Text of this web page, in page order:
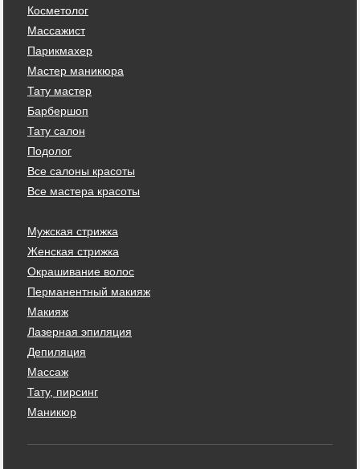
Косметолог
Массажист
Парикмахер
Мастер маникюра
Тату мастер
Барбершоп
Тату салон
Подолог
Все салоны красоты
Все мастера красоты
Мужская стрижка
Женская стрижка
Окрашивание волос
Перманентный макияж
Макияж
Лазерная эпиляция
Депиляция
Массаж
Тату, пирсинг
Маникюр